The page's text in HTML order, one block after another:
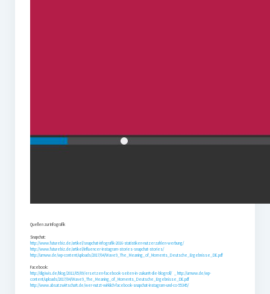
Quellen zur Infografik
Snapchat:
http://www.futurebiz.de/artikel/snapchat-infografik-2016-statistiken-nutzerzahlen-werbung/
http://www.futurebiz.de/artikel/influencer-instagram-stories-snapchat-stories/
http://umww.de/wp-content/uploads/2017/04/Wave9_The_Meaning_of_Moments_Deutsche_Ergebnisse_DE.pdf
Facebook:
http://digiwis.de/blog/2011/05/09/ersetzen-facebook-seiten-in-zukunft-die-blogroll/ _ http://umww.de/wp-
content/uploads/2017/04/Wave9_The_Meaning_of_Moments_Deutsche_Ergebnisse_DE.pdf
http://www.absatzwirtschaft.de/wer-nutzt-wirklich-facebook-snapchat-instagram-und-co-55345/